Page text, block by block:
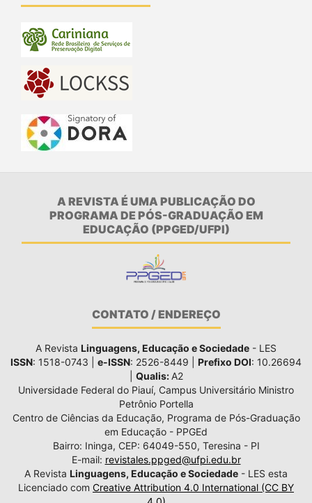
A REVISTA É UMA PUBLICAÇÃO DO
PROGRAMA DE PÓS-GRADUAÇÃO EM
EDUCAÇÃO (PPGED/UFPI)
CONTATO / ENDEREÇO
A Revista Linguagens, Educação e Sociedade - LES
ISSN: 1518-0743 | e-ISSN: 2526-8449 | Prefixo DOI: 10.26694
Qualis: A2
Universidade Federal do Piauí, Campus Universitário Ministro
Petrônio Portella
Centro de Ciências da Educação, Programa de Pós-Graduação
em Educação - PPGEd
Bairro: Ininga, CEP: 64049-550, Teresina - PI
E-mail: revistales.ppged@ufpi.edu.br
A Revista Linguagens, Educação e Sociedade - LES esta
Licenciado com Creative Attribution 4.0 International (CC BY